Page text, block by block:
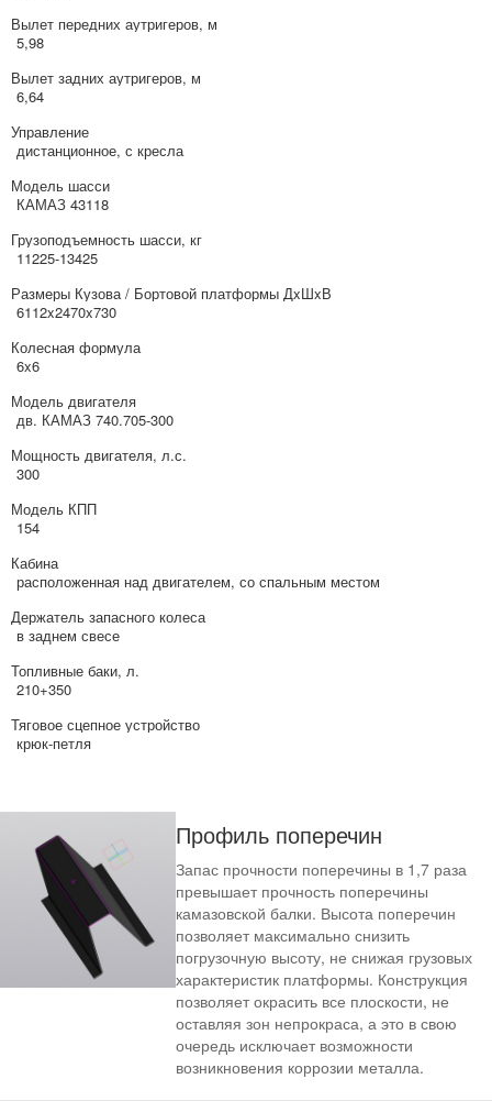
Вылет передних аутригеров, м
5,98
Вылет задних аутригеров, м
6,64
Управление
дистанционное, с кресла
Модель шасси
КАМАЗ 43118
Грузоподъемность шасси, кг
11225-13425
Размеры Кузова / Бортовой платформы ДxШxВ
6112x2470x730
Колесная формула
6x6
Модель двигателя
дв. КАМАЗ 740.705-300
Мощность двигателя, л.с.
300
Модель КПП
154
Кабина
расположенная над двигателем, со спальным местом
Держатель запасного колеса
в заднем свесе
Топливные баки, л.
210+350
Тяговое сцепное устройство
крюк-петля
Профиль поперечин
Запас прочности поперечины в 1,7 раза
превышает прочность поперечины
камазовской балки. Высота поперечин
позволяет максимально снизить
погрузочную высоту, не снижая грузовых
характеристик платформы. Конструкция
позволяет окрасить все плоскости, не
оставляя зон непрокраса, а это в свою
очередь исключает возможности
возникновения коррозии металла.